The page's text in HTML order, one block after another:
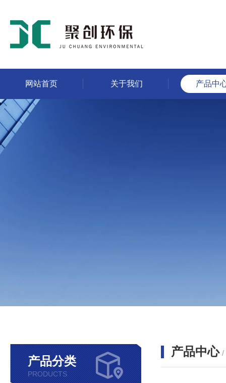
网站首页 关于我们 产品中
产品分类
PRODUCTS
产品中心 /